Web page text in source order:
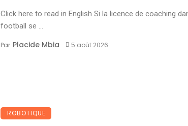
Click here to read in English Si la licence de coaching
football se ...
Par Placide Mbia 5 août 2026
ROBOTIQUE